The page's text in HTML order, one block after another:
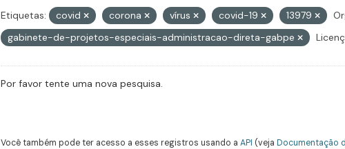
Etiquetas: covid corona vírus covid-19 13979
gabinete-de-projetos-especiais-administracao-direta-gabpe
Por favor tente uma nova pesquisa.
Você também pode ter acesso a esses registros usando a API (veja Documentação